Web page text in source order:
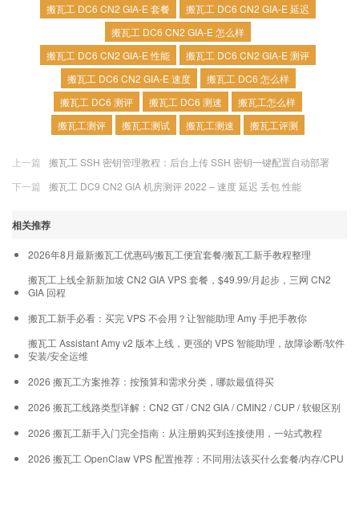
搬瓦工 DC6 CN2 GIA-E 套餐
搬瓦工 DC6 CN2 GIA-E 延迟
搬瓦工 DC6 CN2 GIA-E 怎么样
搬瓦工 DC6 CN2 GIA-E 性能
搬瓦工 DC6 CN2 GIA-E 测评
搬瓦工 DC6 CN2 GIA-E 速度
搬瓦工 DC6 怎么样
搬瓦工 DC6 测评
搬瓦工 DC6 测速
搬瓦工怎么样
搬瓦工测评
搬瓦工测试 搬瓦工测速 搬瓦工评测
上一篇
搬瓦工 SSH 密钥管理教程：后台上传 SSH 密钥一键配置自动部署
下一篇
搬瓦工 DC9 CN2 GIA 机房测评 2022 – 速度 延迟 丢包 性能
相关推荐
2026年8月最新搬瓦工优惠码/搬瓦工便宜套餐/搬瓦工新手教程整理
搬瓦工上线全新新加坡 CN2 GIA VPS 套餐，$49.99/月起步，三网 CN2
GIA 回程
搬瓦工新手必看：买完 VPS 不会用？让智能助理 Amy 手把手教你
搬瓦工 Assistant Amy v2 版本上线，更强的 VPS 智能助理，故障诊断/软件
安装/安全运维
2026 搬瓦工方案推荐：按预算和需求分类，哪款最值得买
2026 搬瓦工线路类型详解：CN2 GT / CN2 GIA / CMIN2 / CUP / 软银区别
2026 搬瓦工新手入门完全指南：从注册购买到连接使用，一站式教程
2026 搬瓦工 OpenClaw VPS 配置推荐：不同用法该买什么套餐/内存/CPU